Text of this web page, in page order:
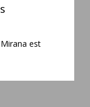
est